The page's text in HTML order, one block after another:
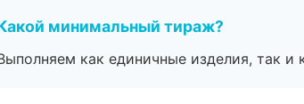
минимальный тираж?
как единичные изделия, так